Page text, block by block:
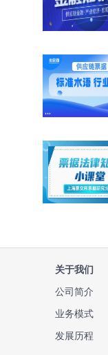
关于我们
公司简介
业务模式
发展历程